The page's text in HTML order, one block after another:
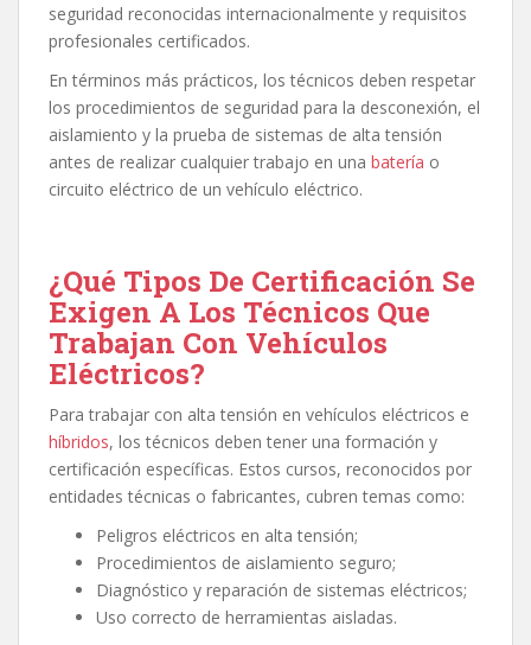
seguridad reconocidas internacionalmente y requisitos
profesionales certificados.
En términos más prácticos, los técnicos deben respetar
los procedimientos de seguridad para la desconexión, el
aislamiento y la prueba de sistemas de alta tensión
antes de realizar cualquier trabajo en una batería o
circuito eléctrico de un vehículo eléctrico.
¿Qué Tipos De Certificación Se
Exigen A Los Técnicos Que
Trabajan Con Vehículos
Eléctricos?
Para trabajar con alta tensión en vehículos eléctricos e
híbridos, los técnicos deben tener una formación y
certificación específicas. Estos cursos, reconocidos por
entidades técnicas o fabricantes, cubren temas como:
Peligros eléctricos en alta tensión;
Procedimientos de aislamiento seguro;
Diagnóstico y reparación de sistemas eléctricos;
Uso correcto de herramientas aisladas.